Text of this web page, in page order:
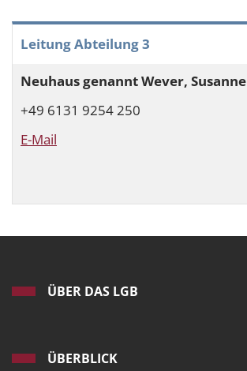
Leitung Abteilung 3
Neuhaus genannt Wever, Susanne
+49 6131 9254 250
E-Mail
ÜBER DAS LGB
ÜBERBLICK